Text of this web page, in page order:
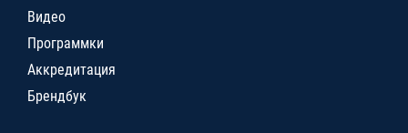
Видео
Программки
Аккредитация
Брендбук